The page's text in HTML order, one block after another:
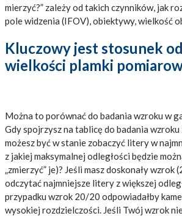
mierzyć?” zależy od takich czynników, jak
pole widzenia (IFOV), obiektywy, wielkość
Kluczowy jest stosunek
wielkości plamki
Można to porównać do badania wzroku w
Gdy spojrzysz na tablicę do badania wzroku
możesz być w stanie zobaczyć litery w
z jakiej maksymalnej odległości będzie
„zmierzyć” je)? Jeśli masz doskonały wzrok
odczytać najmniejsze litery z większej
przypadku wzrok 20/20 odpowiadałby
wysokiej rozdzielczości. Jeśli Twój wzrok